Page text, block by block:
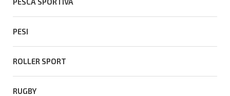
PESI
ROLLER SPORT
RUGBY